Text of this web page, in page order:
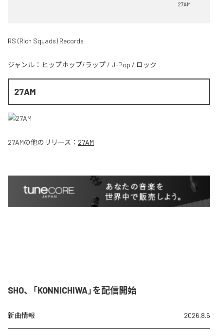
27AM
RS (Rich Squads) Records
ジャンル： ヒップホップ/ラップ / J-Pop / ロック
27AM
27AMの他のリリース： 27AM
SHO、「KONNICHIWA」を配信開始
新曲情報 2026.8.6